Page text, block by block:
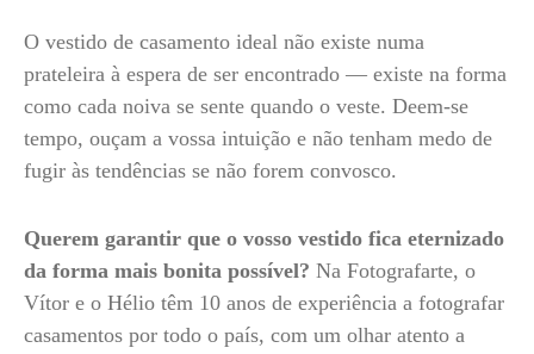
O vestido de casamento ideal não existe numa
prateleira à espera de ser encontrado — existe na forma
como cada noiva se sente quando o veste. Deem-se
tempo, ouçam a vossa intuição e não tenham medo de
fugir às tendências se não forem convosco.
Querem garantir que o vosso vestido fica eternizado
da forma mais bonita possível? Na Fotografarte, o
Vítor e o Hélio têm 10 anos de experiência a fotografar
casamentos por todo o país, com um olhar atento a